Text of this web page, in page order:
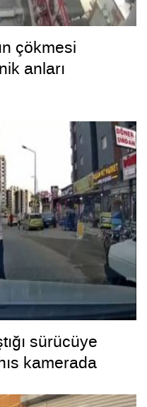
çökmesi
anları
sürücüye
kamerada